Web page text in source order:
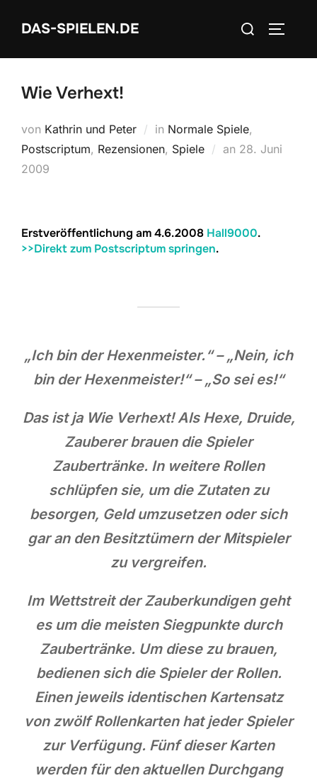
InhaltDAS-SPIELEN.DE
Suchen
Wie Verhext!
von Kathrin und Peter in Normale Spiele,
Postscriptum, Rezensionen, Spiele an Veröffentlicht
28. Juni
2009
Erstveröffentlichung am 4.6.2008 Hall9000.
>>Direkt zum Postscriptum springen.
„Ich bin der Hexenmeister.“ – „Nein, ich
bin der Hexenmeister!“ – „So sei es!“
Das ist ja Wie Verhext! Als Hexe, Druide,
Zauberer brauen die Spieler
Zaubertränke. In weitere Rollen
schlüpfen sie, um die Zutaten zu
besorgen, Geld umzusetzen oder sich
gar an den Besitztümern der Mitspieler
zu vergreifen.
Im Wettstreit der Zauberkundigen geht
es um die meisten Siegpunkte durch
Zaubertränke. Um diese zu brauen,
bedienen sich die Spieler der Rollen.
Einen jeweils identischen Kartensatz
von zwölf Rollenkarten hat jeder Spieler
zur Verfügung. Fünf dieser Karten
werden für den aktuellen Durchgang